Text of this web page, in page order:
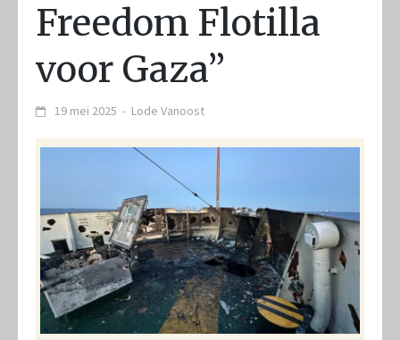
Freedom Flotilla
voor Gaza”
19 mei 2025 - Lode Vanoost